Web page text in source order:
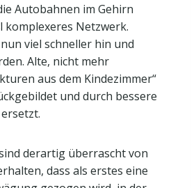
Autobahnen im Gehirn
komplexeres Netzwerk.
viel schneller hin und
Alte, nicht mehr
aus dem Kindezimmer“
und durch bessere
derartig überrascht von
dass als erstes eine